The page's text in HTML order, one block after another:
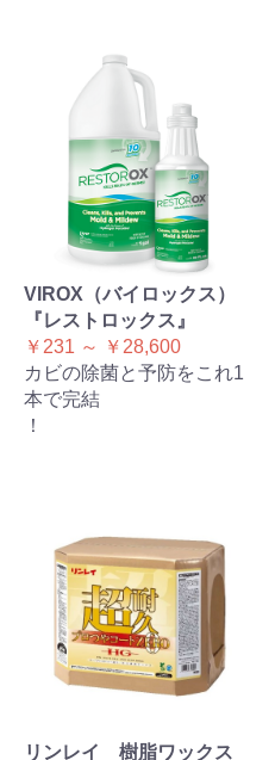
VIROX（バイロックス）
『レストロックス』
￥231 ～ ￥28,600
カビの除菌と予防をこれ1
本で完結
！
リンレイ 樹脂ワックス